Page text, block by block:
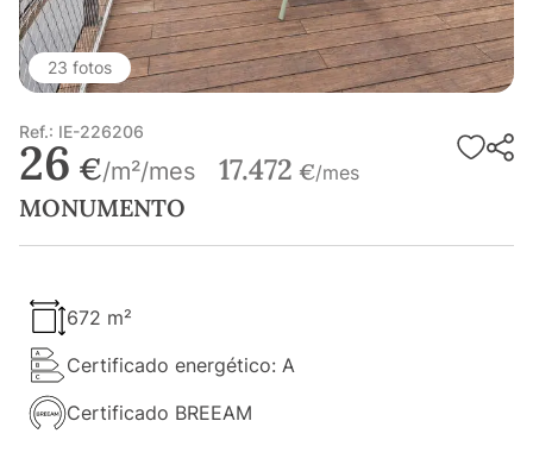
23 fotos
Ref.: IE-226206
26 €/m²/mes 17.472 €/mes
MONUMENTO
672 m²
Certificado energético: A
Certificado BREEAM